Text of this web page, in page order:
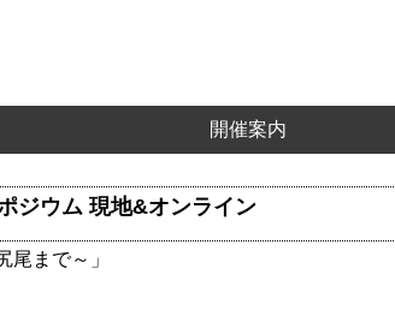
開催案内
ジウム 現地&オンライン
まで～」